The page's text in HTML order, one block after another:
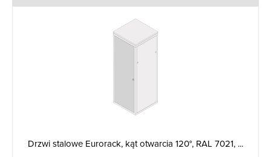
Drzwi stalowe Eurorack, kąt otwarcia 120°, RAL 7021, ...